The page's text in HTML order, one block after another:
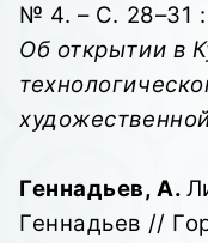
№ 4. – С. 28–31 :
Об открытии в
Геннадьев, А.
Геннадьев //